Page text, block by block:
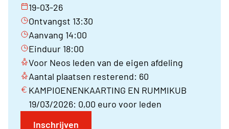
19-03-26
Ontvangst 13:30
Aanvang 14:00
Einduur 18:00
Voor Neos leden van de eigen afdeling
Aantal plaatsen resterend: 60
KAMPIOENENKAARTING EN RUMMIKUB
19/03/2026: 0,00 euro voor leden
Inschrijven